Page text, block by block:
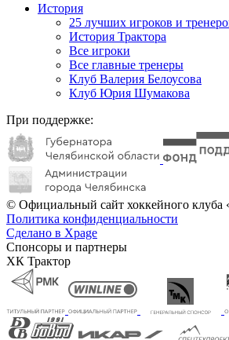
История
25 лучших игроков и
История Трактора
Все игроки
Все главные тренеры
Клуб Валерия Белоусова
Клуб Юрия Шумакова
При поддержке:
© Официальный сайт хоккейного клуба
Политика конфиденциальности
Сделано в Xpage
Спонсоры и партнеры
ХК Трактор